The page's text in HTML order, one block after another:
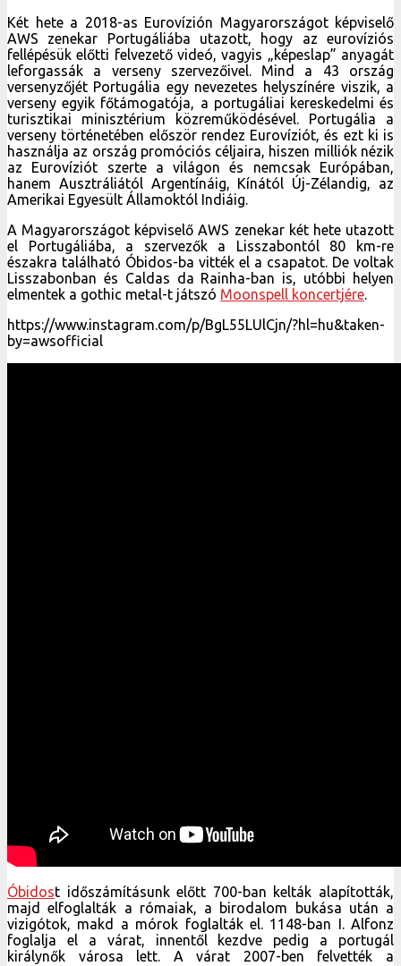
Két hete a 2018-as Eurovízión Magyarországot képviselő
AWS zenekar Portugáliába utazott, hogy az eurovíziós
fellépésük előtti felvezető videó, vagyis „képeslap” anyagát
leforgassák a verseny szervezőivel. Mind a 43 ország
versenyzőjét Portugália egy nevezetes helyszínére viszik, a
verseny egyik főtámogatója, a portugáliai kereskedelmi és
turisztikai minisztérium közreműködésével. Portugália a
verseny történetében először rendez Eurovíziót, és ezt ki is
használja az ország promóciós céljaira, hiszen milliók nézik
az Eurovíziót szerte a világon és nemcsak Európában,
hanem Ausztráliától Argentínáig, Kínától Új-Zélandig, az
Amerikai Egyesült Államoktól Indiáig.
A Magyarországot képviselő AWS zenekar két hete utazott
el Portugáliába, a szervezők a Lisszabontól 80 km-re
északra található Óbidos-ba vitték el a csapatot. De voltak
Lisszabonban és Caldas da Rainha-ban is, utóbbi helyen
elmentek a gothic metal-t játszó Moonspell koncertjére.
https://www.instagram.com/p/BgL55LUlCjn/?hl=hu&taken-
by=awsofficial
Óbidost időszámításunk előtt 700-ban kelták alapították,
majd elfoglalták a rómaiak, a birodalom bukása után a
vizigótok, makd a mórok foglalták el. 1148-ban I. Alfonz
foglalja el a várat, innentől kezdve pedig a portugál
királynők városa lett. A várat 2007-ben felvették a